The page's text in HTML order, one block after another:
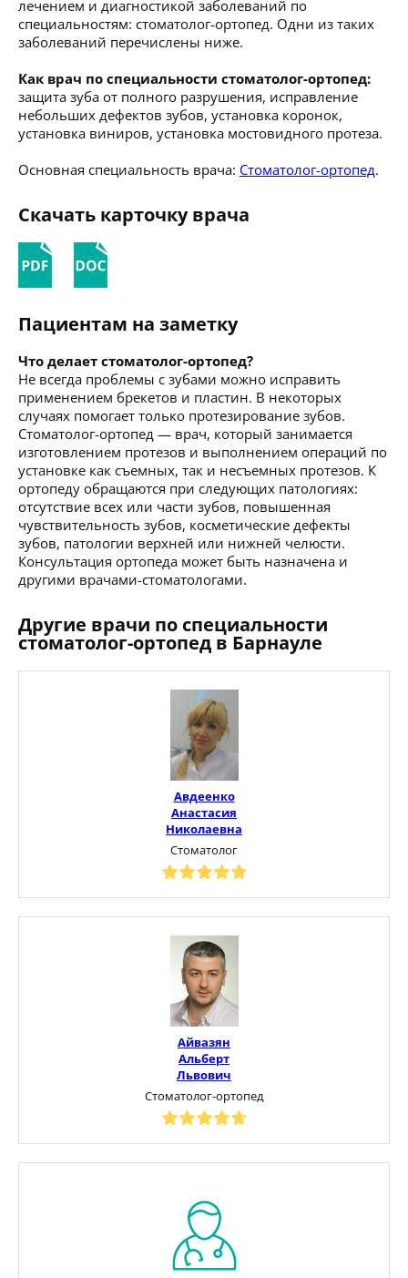
лечением и диагностикой заболеваний по
специальностям: стоматолог-ортопед. Одни из таких
заболеваний перечислены ниже.
Как врач по специальности стоматолог-ортопед:
защита зуба от полного разрушения, исправление
небольших дефектов зубов, установка коронок,
установка виниров, установка мостовидного протеза.
Основная специальность врача: Стоматолог-ортопед.
Скачать карточку врача
Пациентам на заметку
Что делает стоматолог-ортопед?
Не всегда проблемы с зубами можно исправить
применением брекетов и пластин. В некоторых
случаях помогает только протезирование зубов.
Стоматолог-ортопед — врач, который занимается
изготовлением протезов и выполнением операций по
установке как съемных, так и несъемных протезов. К
ортопеду обращаются при следующих патологиях:
отсутствие всех или части зубов, повышенная
чувствительность зубов, косметические дефекты
зубов, патологии верхней или нижней челюсти.
Консультация ортопеда может быть назначена и
другими врачами-стоматологами.
Другие врачи по специальности
стоматолог-ортопед в Барнауле
Авдеенко
Анастасия
Николаевна
Стоматолог
Айвазян
Альберт
Львович
Стоматолог-ортопед